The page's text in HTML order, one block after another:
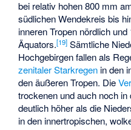
bei relativ hohen 800 mm
südlichen Wendekreis bis
inneren Tropen nördlich
Äquators.[19] Sämtliche
Hochgebirgen fallen als
zenitaler Starkregen in den
den äußeren Tropen. Die
trockenen und auch noch
deutlich höher als die
in den innertropischen,